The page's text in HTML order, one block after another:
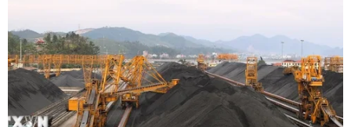
dụng khoa học công nghệ mới
16/11/2018 09:48
Việc 'bắt tay' của hai đơn vị sẽ giúp VNPT vững mạnh
hơn trong việc cung cấp dịch vụ tới các tổ chức, cá